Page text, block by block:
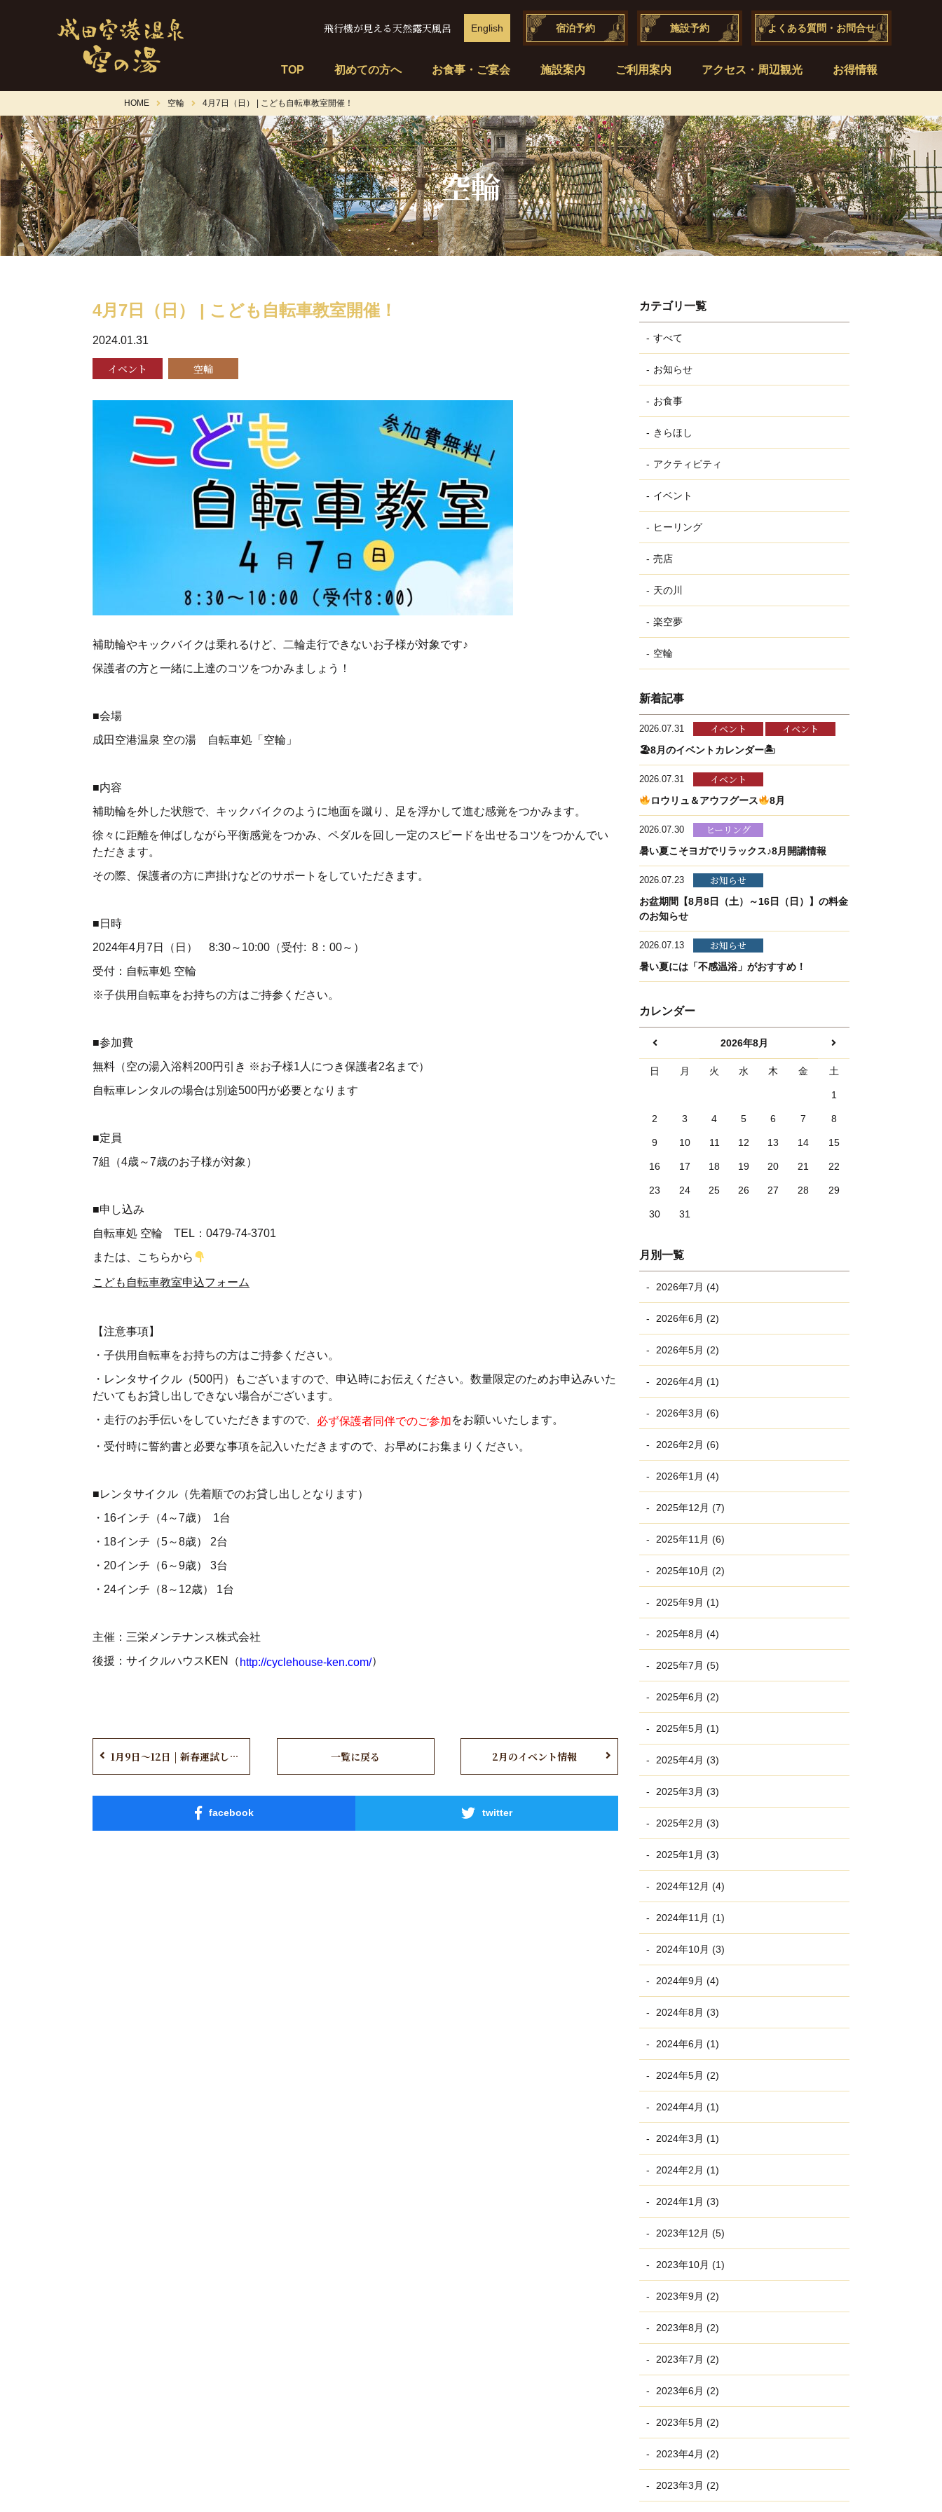
飛行機が見える天然露天風呂 English 宿泊予約 施設予約 よくある質問・お問合せ
TOP 初めての方へ お食事・ご宴会 施設案内 ご利用案内 アクセス・周辺観光 お得情報
HOME 空輪 4月7日（日） | こども自転車教室開催！
空輪
4月7日（日） | こども自転車教室開催！
2024.01.31
イベント 空輪
補助輪やキックバイクは乗れるけど、二輪走行できないお子様が対象です♪
保護者の方と一緒に上達のコツをつかみましょう！
■会場
成田空港温泉 空の湯 自転車処「空輪」
■内容
補助輪を外した状態で、キックバイクのように地面を蹴り、足を浮かして進む感覚をつかみます。
徐々に距離を伸ばしながら平衡感覚をつかみ、ペダルを回し一定のスピードを出せるコツをつかんでい
ただきます。
その際、保護者の方に声掛けなどのサポートをしていただきます。
■日時
2024年4月7日（日） 8:30～10:00（受付: 8：00～）
受付：自転車処 空輪
※子供用自転車をお持ちの方はご持参ください。
■参加費
無料（空の湯入浴料200円引き ※お子様1人につき保護者2名まで）
自転車レンタルの場合は別途500円が必要となります
■定員
7組（4歳～7歳のお子様が対象）
■申し込み
自転車処 空輪 TEL：0479-74-3701
または、こちらから
こども自転車教室申込フォーム
【注意事項】
・子供用自転車をお持ちの方はご持参ください。
・レンタサイクル（500円）もございますので、申込時にお伝えください。数量限定のためお申込みいた
だいてもお貸し出しできない場合がございます。
・走行のお手伝いをしていただきますので、 必ず保護者同伴でのご参加をお願いいたします。
・受付時に誓約書と必要な事項を記入いただきますので、お早めにお集まりください。
■レンタサイクル（先着順でのお貸し出しとなります）
・16インチ（4～7歳） 1台
・18インチ（5～8歳） 2台
・20インチ（6～9歳） 3台
・24インチ（8～12歳） 1台
主催：三栄メンテナンス株式会社
後援：サイクルハウスKEN（ http://cyclehouse-ken.com/）
2月のイベント情報
一覧に戻る
1月9日～12日 | 新春運試し入館開催！
facebook twitter
カテゴリ一覧
すべて
お知らせ
お食事
きらほし
アクティビティ
イベント
ヒーリング
売店
天の川
楽空夢
空輪
新着記事
2026.07.31 イベント イベント
🏖8月のイベントカレンダー🏝
2026.07.31 イベント
ロウリュ＆アウフグース 8月
2026.07.30 ヒーリング
暑い夏こそヨガでリラックス♪8月開講情報
2026.07.23 お知らせ
お盆期間【8月8日（土）～16日（日）】の料金
のお知らせ
2026.07.13 お知らせ
暑い夏には「不感温浴」がおすすめ！
カレンダー
2026年8月
日 月 火 水 木 金 土
1
2 3 4 5 6 7 8
9 10 11 12 13 14 15
16 17 18 19 20 21 22
23 24 25 26 27 28 29
30 31
月別一覧
2026年7月 (4)
2026年6月 (2)
2026年5月 (2)
2026年4月 (1)
2026年3月 (6)
2026年2月 (6)
2026年1月 (4)
2025年12月 (7)
2025年11月 (6)
2025年10月 (2)
2025年9月 (1)
2025年8月 (4)
2025年7月 (5)
2025年6月 (2)
2025年5月 (1)
2025年4月 (3)
2025年3月 (3)
2025年2月 (3)
2025年1月 (3)
2024年12月 (4)
2024年11月 (1)
2024年10月 (3)
2024年9月 (4)
2024年8月 (3)
2024年6月 (1)
2024年5月 (2)
2024年4月 (1)
2024年3月 (1)
2024年2月 (1)
2024年1月 (3)
2023年12月 (5)
2023年10月 (1)
2023年9月 (2)
2023年8月 (2)
2023年7月 (2)
2023年6月 (2)
2023年5月 (2)
2023年4月 (2)
2023年3月 (2)